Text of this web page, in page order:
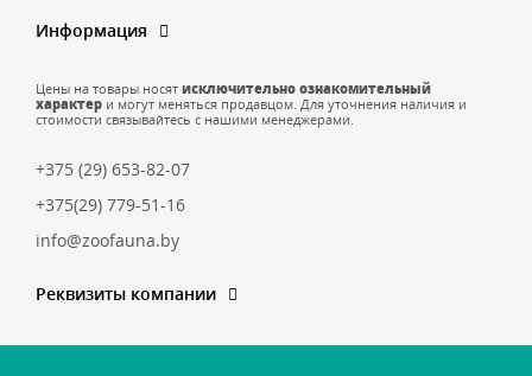
Информация
Цены на товары носят исключительно ознакомительный
характер и могут меняться продавцом. Для уточнения наличия и
стоимости связывайтесь с нашими менеджерами.
+375 (29) 653-82-07
+375(29) 779-51-16
info@zoofauna.by
Реквизиты компании